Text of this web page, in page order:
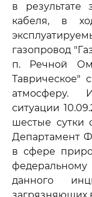
в результате
кабеля, в
газопровод
п. Речной
Таврическое"
атмосферу.
ситуации
шестые сутки
Департамент
в сфере
федеральному
данного